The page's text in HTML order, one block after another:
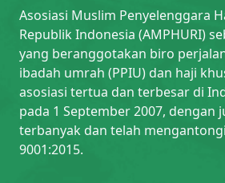
Asosiasi Muslim Penyelenggara
Republik Indonesia (AMPHURI)
yang beranggotakan biro
ibadah umrah (PPIU) dan haji
asosiasi tertua dan terbesar di
pada 1 September 2007, dengan
terbanyak dan telah
9001:2015.